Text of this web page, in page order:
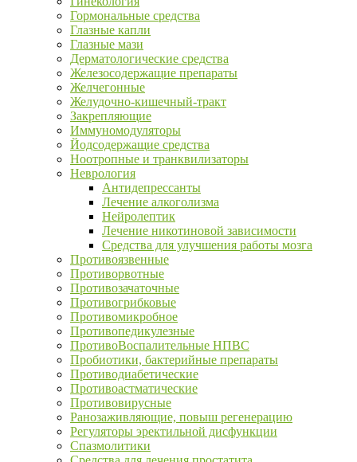
Гормональные средства
Глазные капли
Глазные мази
Дерматологические средства
Железосодержащие препараты
Желчегонные
Желудочно-кишечный-тракт
Закрепляющие
Иммуномодуляторы
Йодсодержащие средства
Ноотропные и транквилизаторы
Неврология
Антидепрессанты
Лечение алкоголизма
Нейролептик
Лечение никотиновой зависимости
Средства для улучшения работы мозга
Противоязвенные
Противорвотные
Противозачаточные
Противогрибковые
Противомикробное
Противопедикулезные
ПротивоВоспалительные НПВС
Пробиотики, бактерийные препараты
Противодиабетические
Противоастматические
Противовирусные
Ранозаживляющие, повыш регенерацию
Регуляторы эректильной дисфункции
Спазмолитики